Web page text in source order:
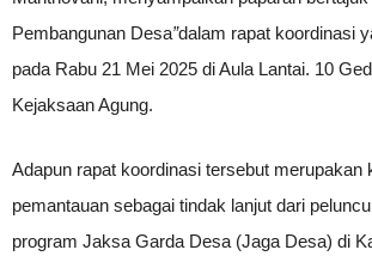
Pembangunan Desa”dalam rapat koordinasi
pada Rabu 21 Mei 2025 di Aula Lantai. 10
Kejaksaan Agung.
Adapun rapat koordinasi tersebut merupakan
pemantauan sebagai tindak lanjut dari
program Jaksa Garda Desa (Jaga Desa) di